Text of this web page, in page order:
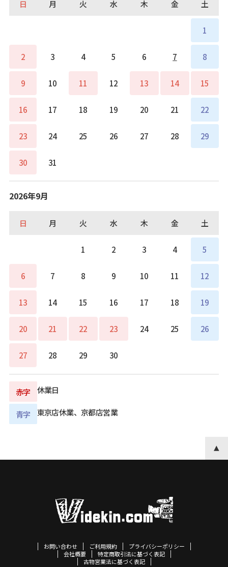
日 月 火 水 木 金 土
1
2 3 4 5 6 7 8
9 10 11 12 13 14 15
16 17 18 19 20 21 22
23 24 25 26 27 28 29
30 31
2026年9月
日 月 火 水 木 金 土
1 2 3 4 5
6 7 8 9 10 11 12
13 14 15 16 17 18 19
20 21 22 23 24 25 26
27 28 29 30
赤字 休業日
青字 東京店休業、京都店営業
お問い合わせ ご利用規約
プライバシーポリシー
会社概要
特定商取引法に基づく表記
古物営業法に基づく表記